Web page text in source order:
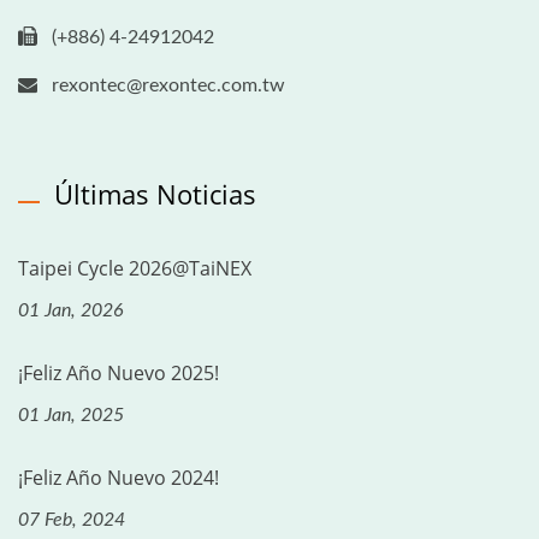
(+886) 4-24912042
rexontec@rexontec.com.tw
Últimas Noticias
Taipei Cycle 2026@TaiNEX
01 Jan, 2026
¡Feliz Año Nuevo 2025!
01 Jan, 2025
¡Feliz Año Nuevo 2024!
07 Feb, 2024